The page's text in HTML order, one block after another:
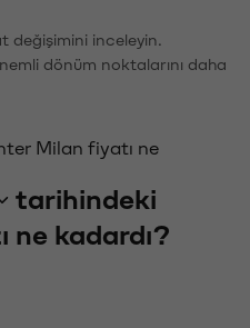
değişimini inceleyin.
dönüm noktalarını daha
Milan fiyatı ne
tarihindeki
ne kadardı?